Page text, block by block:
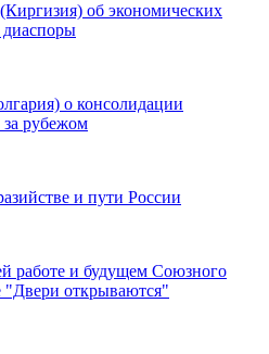
об экономических
диаспоры
о консолидации
рубежом
и пути России
работе и будущем Союзного
"Двери открываются"